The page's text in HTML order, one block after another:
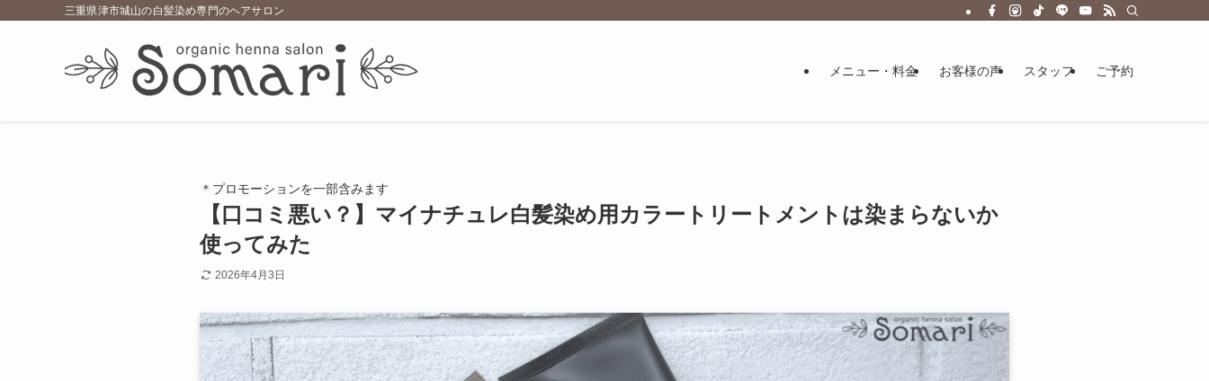
三重県津市城山の白髪染め専門のヘアサロン
メニュー・料金 お客様の声 スタッフ ご予約
＊プロモーションを一部含みます
【口コミ悪い？】マイナチュレ白髪染め用カラートリートメントは染まらないか
使ってみた
2026年4月3日